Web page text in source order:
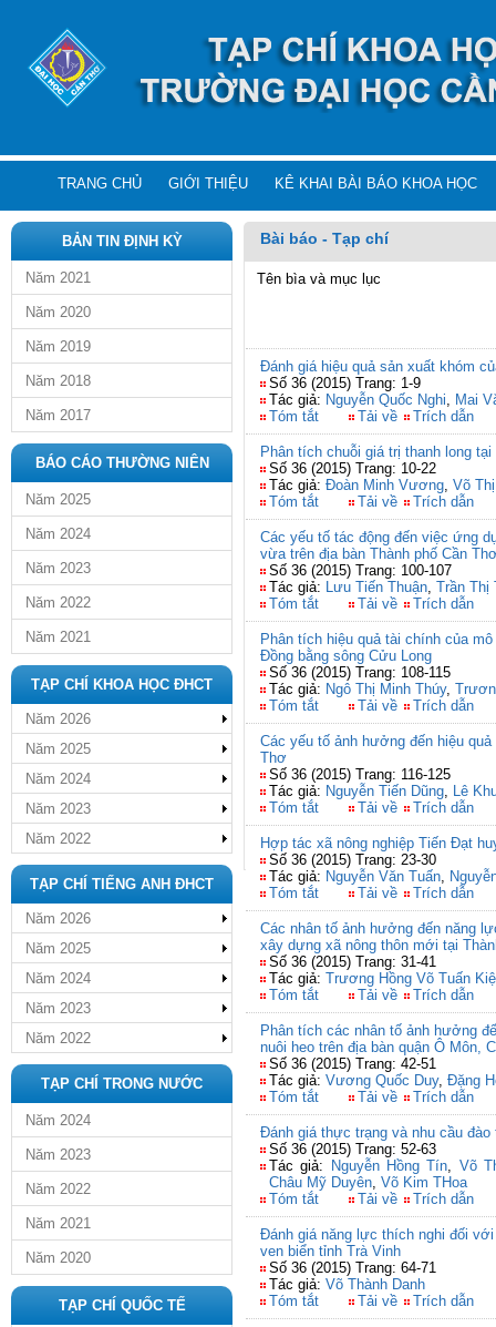
TRANG CHỦ GIỚI THIỆU KÊ KHAI BÀI BÁO KHOA HỌC
BẢN TIN ĐỊNH KỲ
Năm 2021
Năm 2020
Năm 2019
Năm 2018
Năm 2017
BÁO CÁO THƯỜNG NIÊN
Năm 2025
Năm 2024
Năm 2023
Năm 2022
Năm 2021
TẠP CHÍ KHOA HỌC ĐHCT
Năm 2026
Năm 2025
Năm 2024
Năm 2023
Năm 2022
TẠP CHÍ TIẾNG ANH ĐHCT
Năm 2026
Năm 2025
Năm 2024
Năm 2023
Năm 2022
TẠP CHÍ TRONG NƯỚC
Năm 2024
Năm 2023
Năm 2022
Năm 2021
Năm 2020
TẠP CHÍ QUỐC TẾ
Bài báo - Tạp chí
Tên bìa và mục lục
Đánh giá hiệu quả sản xuất khóm
Số 36 (2015) Trang: 1-9
Tác giả: Nguyễn Quốc Nghi, Mai
Tóm tắt
Tải về Trích dẫn
Phân tích chuỗi giá trị thanh long
Số 36 (2015) Trang: 10-22
Tác giả: Đoàn Minh Vương, Võ
Tóm tắt
Tải về Trích dẫn
Các yếu tố tác động đến việc ứng
vừa trên địa bàn Thành phố Cần
Số 36 (2015) Trang: 100-107
Tác giả: Lưu Tiến Thuận, Trần Thị
Tóm tắt
Tải về Trích dẫn
Phân tích hiệu quả tài chính của
Đồng bằng sông Cửu Long
Số 36 (2015) Trang: 108-115
Tác giả: Ngô Thị Minh Thúy,
Tóm tắt
Tải về Trích dẫn
Các yếu tố ảnh hưởng đến hiệu
Thơ
Số 36 (2015) Trang: 116-125
Tác giả: Nguyễn Tiến Dũng, Lê
Tóm tắt
Tải về Trích dẫn
Hợp tác xã nông nghiệp Tiến Đạt
Số 36 (2015) Trang: 23-30
Tác giả: Nguyễn Văn Tuấn,
Tóm tắt
Tải về Trích dẫn
Các nhân tố ảnh hưởng đến năng
xây dựng xã nông thôn mới tại
Số 36 (2015) Trang: 31-41
Tác giả: Trương Hồng Võ Tuấn
Tóm tắt
Tải về Trích dẫn
Phân tích các nhân tố ảnh hưởng
nuôi heo trên địa bàn quận Ô Môn,
Số 36 (2015) Trang: 42-51
Tác giả: Vương Quốc Duy, Đặng
Tóm tắt
Tải về Trích dẫn
Đánh giá thực trạng và nhu cầu
Số 36 (2015) Trang: 52-63
Tác giả:
Nguyễn Hồng Tín, Võ
Châu Mỹ Duyên, Võ Kim THoa
Tóm tắt
Tải về Trích dẫn
Đánh giá năng lực thích nghi đối
ven biển tỉnh Trà Vinh
Số 36 (2015) Trang: 64-71
Tác giả: Võ Thành Danh
Tóm tắt
Tải về Trích dẫn